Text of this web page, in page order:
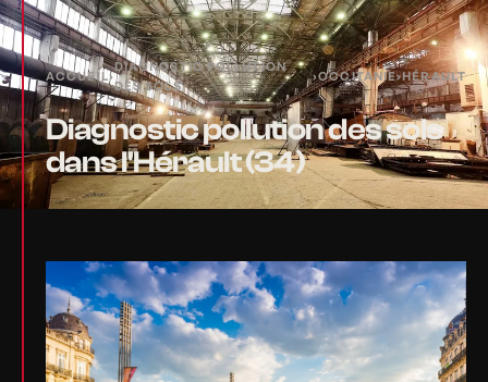
ACCUEIL›
DIAGNOSTIC POLLUTION
DES SOLS
›OCCITANIE›HÉRAULT
Diagnostic pollution des sols
dans l'Hérault (34)